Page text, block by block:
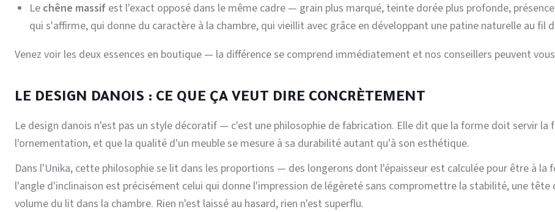
Le chêne massif est l'exact opposé dans le même cadre — grain plus marqué, teinte dorée plus profonde,
qui s'affirme, qui donne du caractère à la chambre, qui vieillit avec grâce en développant une patine naturelle au fil
Venez voir les deux essences en boutique — la différence se comprend immédiatement et nos conseillers peuvent
LE DESIGN DANOIS : CE QUE ÇA VEUT DIRE CONCRÈTEMENT
Le design danois n'est pas un style décoratif — c'est une philosophie de fabrication. Elle dit que la forme doit servir
l'ornementation, et que la qualité d'un meuble se mesure à sa durabilité autant qu'à son esthétique.
Dans l'Unika, cette philosophie se lit dans les proportions — des longerons dont l'épaisseur est calculée pour être à
l'angle d'inclinaison est précisément celui qui donne l'impression de légèreté sans compromettre la stabilité, une
volume du lit dans la chambre. Rien n'est laissé au hasard, rien n'est superflu.